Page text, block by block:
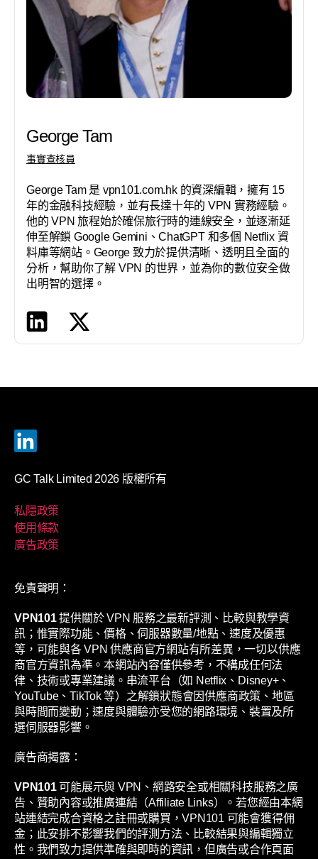
George Tam
事實查核員
George Tam 是 vpn101.com.hk 的資深編輯，擁有 15
年的金融科技經驗，並有長達十年的 VPN 實務經驗。
他的 VPN 旅程始於確保旅行時的連線安全，並逐漸延
伸至解鎖 Google Gemini、ChatGPT 和多個 Netflix 資
料庫等網站。George 致力於提供清晰、透明且全面的
分析，幫助你了解 VPN 的世界，並為你的數位安全做
出明智的選擇。
GC Talk Limited 2026 版權所有
私隱政策
使用條款
廣告政策
免責聲明：
VPN101提供關於 VPN 服務之最新評測、比較與教學資
訊；惟實際功能、價格、伺服器數量/地點、速度及優惠
等，可能與各 VPN 供應商官方網站有所差異，一切以供應
商官方資訊為準。本網站內容僅供參考，不構成任何法
律、技術或專業建議。串流平台（如 Netflix、Disney+、
YouTube、TikTok 等）之解鎖狀態會因供應商政策、地區
與時間而變動；速度與體驗亦受您的網路環境、裝置及所
選伺服器影響。
廣告商揭露：
VPN101可能展示與 VPN、網路安全或相關科技服務之廣
告、贊助內容或推廣連結（Affiliate Links）。若您經由本網
站連結完成合資格之註冊或購買，VPN101 可能會獲得佣
金；此安排不影響我們的評測方法、比較結果與編輯獨立
性。我們致力提供準確與即時的資訊，但廣告或合作頁面